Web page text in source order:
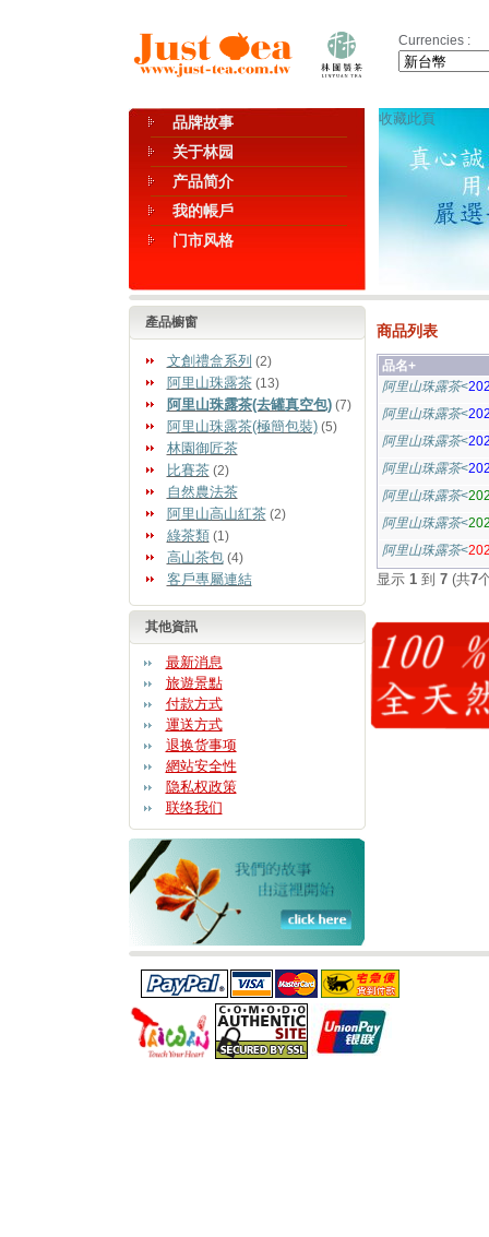
Currencies :
品牌故事
关于林园
产品简介
我的帳戶
门市风格
收藏此頁
產品櫥窗
文創禮盒系列 (2)
阿里山珠露茶(13)
阿里山珠露茶(去罐真空包)(7)
阿里山珠露茶(極簡包裝)(5)
林園御匠茶
比賽茶(2)
自然農法茶
阿里山高山紅茶(2)
綠茶類 (1)
高山茶包(4)
客戶專屬連結
其他資訊
最新消息
旅遊景點
付款方式
運送方式
退换货事项
網站安全性
隐私权政策
联络我们
商品列表
品名+
阿里山珠露茶<
阿里山珠露茶<
阿里山珠露茶<
阿里山珠露茶<
阿里山珠露茶<
阿里山珠露茶<
阿里山珠露茶<
显示 1到 7(共7